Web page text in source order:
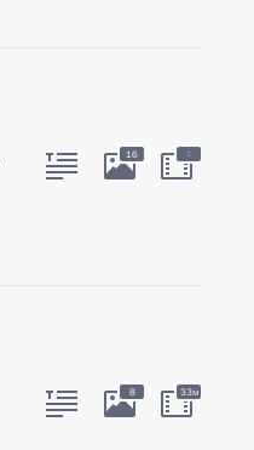
16 :
8 33м